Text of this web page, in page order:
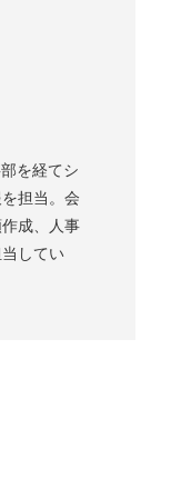
を経てシ
担当。会
成、人事
してい